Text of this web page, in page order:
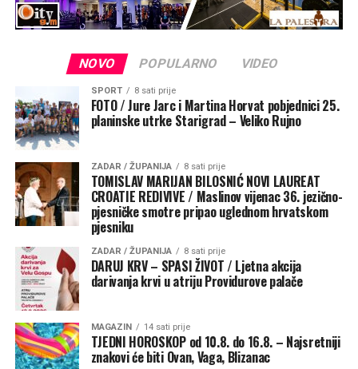
NOVO POPULARNO VIDEO
SPORT 8 sati prije
FOTO / Jure Jarc i Martina Horvat pobjednici 25.
planinske utrke Starigrad – Veliko Rujno
ZADAR / ŽUPANIJA 8 sati prije
TOMISLAV MARIJAN BILOSNIĆ NOVI LAUREAT
CROATIE REDIVIVE / Maslinov vijenac 36. jezično-
pjesničke smotre pripao uglednom hrvatskom
pjesniku
ZADAR / ŽUPANIJA 8 sati prije
DARUJ KRV – SPASI ŽIVOT / Ljetna akcija
darivanja krvi u atriju Providurove palače
MAGAZIN 14 sati prije
TJEDNI HOROSKOP od 10.8. do 16.8. – Najsretniji
znakovi će biti Ovan, Vaga, Blizanac